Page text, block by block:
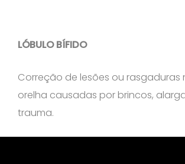
LÓBULO BÍFIDO
Correção de lesões ou rasgaduras
orelha causadas por brincos,
trauma.